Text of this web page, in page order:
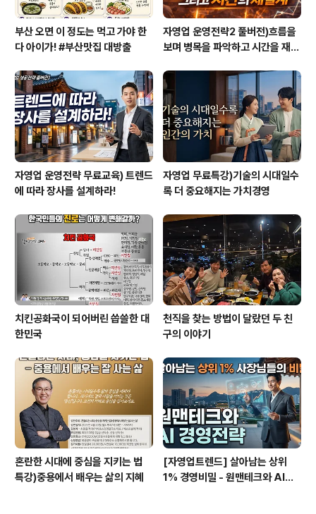
부산 오면 이 정도는 먹고 가야 한
다 아이가! #부산맛집 대방출
자영업 운영전략2 풀버전)흐름을
보며 병목을 파악하고 시간을 재설
자영업 운영전략 무료교육) 트렌드
에 따라 장사를 설계하라!
자영업 무료특강)기술의 시대일수
록 더 중요해지는 가치경영
치킨공화국이 되어버린 씁쓸한 대
한민국
천직을 찾는 방법이 달랐던 두 친
구의 이야기
혼란한 시대에 중심을 지키는 법
특강)중용에서 배우는 삶의 지혜
[자영업트렌드] 살아남는 상위
1% 경영비밀 - 원맨테크와 AI경